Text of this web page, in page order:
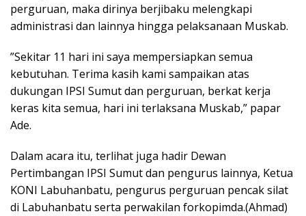
perguruan, maka dirinya berjibaku melengkapi
administrasi dan lainnya hingga pelaksanaan Muskab.
‎”Sekitar 11 hari ini saya mempersiapkan semua
kebutuhan. Terima kasih kami sampaikan atas
dukungan IPSI Sumut dan perguruan, berkat kerja
keras kita semua, hari ini terlaksana Muskab,” papar
Ade.
‎Dalam acara itu, terlihat juga hadir Dewan
Pertimbangan IPSI Sumut dan pengurus lainnya, Ketua
KONI Labuhanbatu, pengurus perguruan pencak silat
di Labuhanbatu serta perwakilan forkopimda.(Ahmad)